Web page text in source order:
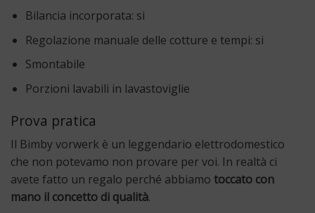
Bilancia incorporata: si
Regolazione manuale delle cotture e tempi: si
Smontabile
Porzioni lavabili in lavastoviglie
Prova pratica
Il Bimby vorwerk è un leggendario elettrodomestico
che non potevamo non provare per voi. In realtà ci
avete fatto un regalo perché abbiamo toccato con
mano il concetto di qualità.